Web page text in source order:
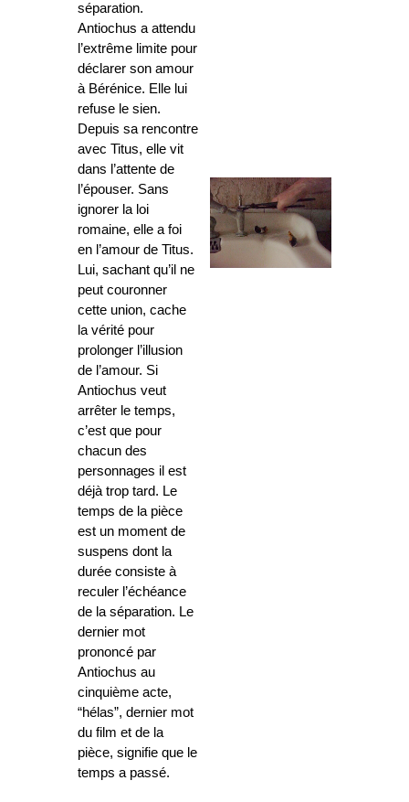
séparation.
Antiochus a attendu
l’extrême limite pour
déclarer son amour
à Bérénice. Elle lui
refuse le sien.
Depuis sa rencontre
avec Titus, elle vit
dans l’attente de
l’épouser. Sans
ignorer la loi
romaine, elle a foi
en l’amour de Titus.
Lui, sachant qu’il ne
peut couronner
cette union, cache
la vérité pour
prolonger l’illusion
de l’amour. Si
Antiochus veut
arrêter le temps,
c’est que pour
chacun des
personnages il est
déjà trop tard. Le
temps de la pièce
est un moment de
suspens dont la
durée consiste à
reculer l’échéance
de la séparation. Le
dernier mot
prononcé par
Antiochus au
cinquième acte,
“hélas”, dernier mot
du film et de la
pièce, signifie que le
temps a passé.